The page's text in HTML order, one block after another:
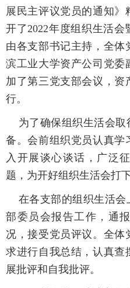
展民主评议党员的通知
开了2022年度组织生活会
由各支部书记主持，全体
滨工业大学资产公司党委
加了第三党支部会议，
行。
为了确保组织生活会取
备。会前组织党员认真学
入开展谈心谈话，广泛
题，为开好组织生活会打
在各支部的组织生活会
部委员会报告工作，通
况，接受党员评议。全
求进行自我总结，认真查
展批评和自我批评。